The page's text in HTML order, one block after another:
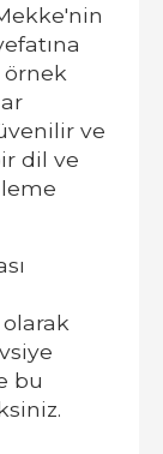
örnek
ve
dil ve
bu